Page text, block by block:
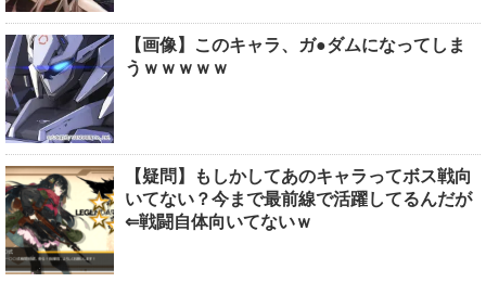
【画像】このキャラ、ガ●ダムになってしま
うｗｗｗｗｗ
【疑問】もしかしてあのキャラってボス戦向
いてない？今まで最前線で活躍してるんだが
⇐戦闘自体向いてないｗ